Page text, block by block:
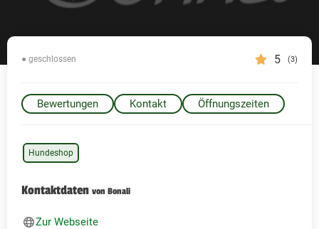
5 (3)
● geschlossen
Bewertungen Kontakt Öffnungszeiten
Hundeshop
Kontaktdaten von Bonali
Zur Webseite